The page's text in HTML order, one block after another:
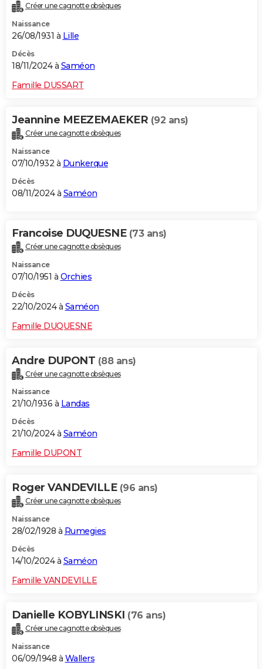
Créer une cagnotte obsèques
Naissance
26/08/1931 à Lille
Décès
18/11/2024 à Saméon
Famille DUSSART
Jeannine MEEZEMAEKER (92 ans)
Créer une cagnotte obsèques
Naissance
07/10/1932 à Dunkerque
Décès
08/11/2024 à Saméon
Francoise DUQUESNE (73 ans)
Créer une cagnotte obsèques
Naissance
07/10/1951 à Orchies
Décès
22/10/2024 à Saméon
Famille DUQUESNE
Andre DUPONT (88 ans)
Créer une cagnotte obsèques
Naissance
21/10/1936 à Landas
Décès
21/10/2024 à Saméon
Famille DUPONT
Roger VANDEVILLE (96 ans)
Créer une cagnotte obsèques
Naissance
28/02/1928 à Rumegies
Décès
14/10/2024 à Saméon
Famille VANDEVILLE
Danielle KOBYLINSKI (76 ans)
Créer une cagnotte obsèques
Naissance
06/09/1948 à Wallers